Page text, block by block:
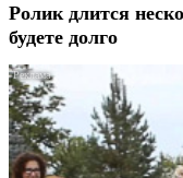
Ролик длится
будете долго